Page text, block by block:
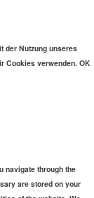
der Nutzung unseres
Cookies verwenden. OK
navigate through the
are stored on your